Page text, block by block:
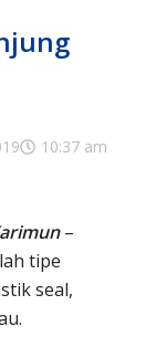
10:37 am
–
tipe
seal,